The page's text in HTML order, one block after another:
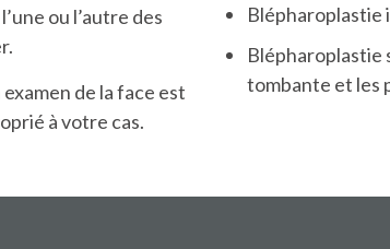
ou l’autre des
de la face est
à votre cas.
Blépharoplastie
Blépharoplastie
tombante et les